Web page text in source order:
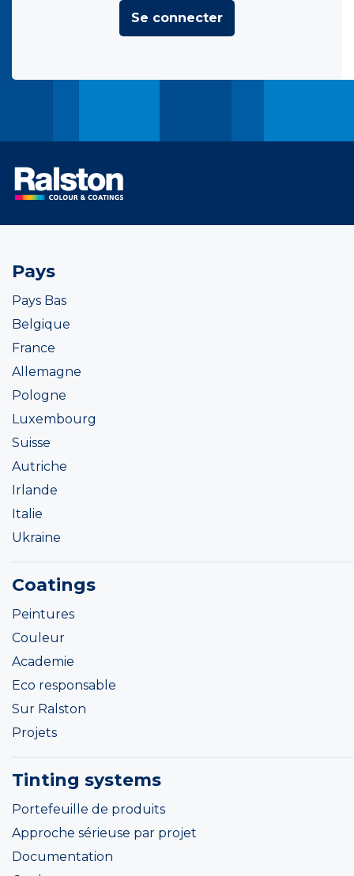
Se connecter
Pays
Pays Bas
Belgique
France
Allemagne
Pologne
Luxembourg
Suisse
Autriche
Irlande
Italie
Ukraine
Coatings
Peintures
Couleur
Academie
Eco responsable
Sur Ralston
Projets
Tinting systems
Portefeuille de produits
Approche sérieuse par projet
Documentation